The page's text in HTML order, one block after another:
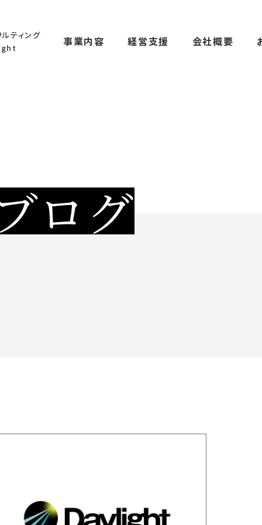
ティング
事業内容 経営支援 会社概要
ログ